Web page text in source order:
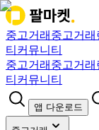
중고거래 중고거래
티 커뮤니티
중고거래 중고거래
티 커뮤니티
앱 다운로드